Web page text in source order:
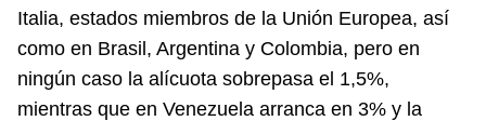
Italia, estados miembros de la Unión Europea, así
como en Brasil, Argentina y Colombia, pero en
ningún caso la alícuota sobrepasa el 1,5%,
mientras que en Venezuela arranca en 3% y la